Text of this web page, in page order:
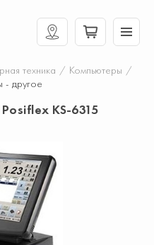
техника / Компьютеры /
- другое
KS-6315